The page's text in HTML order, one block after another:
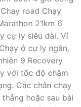
road Chạy
21km 6
cự ly siêu dài. Ví
ở cự ly ngắn,
9 Recovery
với tốc độ chậm
Các chân chạy
hoặc sau bài